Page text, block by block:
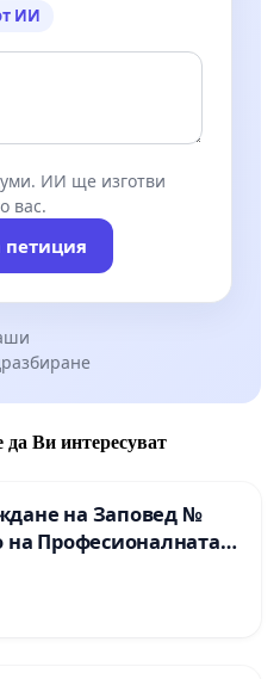
ИИ
ИИ ще изготви
вас.
петиция
Ви интересуват
на Заповед №
на Професионалната
технологии в
по икономика и